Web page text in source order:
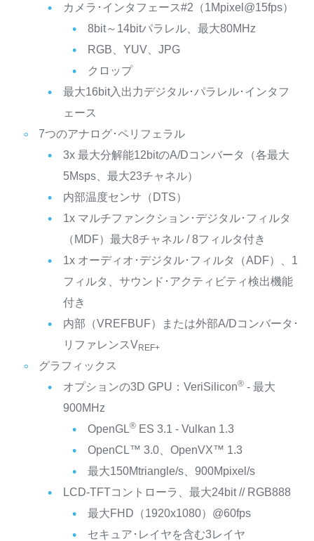
カメラ･インタフェース#2（1Mpixel@15fps）
8bit～14bitパラレル、最大80MHz
RGB、YUV、JPG
クロップ
最大16bit入出力デジタル･パラレル･インタフ
ェース
7つのアナログ･ペリフェラル
3x 最大分解能12bitのA/Dコンバータ（各最大
5Msps、最大23チャネル）
内部温度センサ（DTS）
1x マルチファンクション･デジタル･フィルタ
（MDF）最大8チャネル / 8フィルタ付き
1x オーディオ･デジタル･フィルタ（ADF）、1
フィルタ、サウンド･アクティビティ検出機能
付き
内部（VREFBUF）または外部A/Dコンバータ･
リファレンスVREF+
グラフィックス
オプションの3D GPU：VeriSilicon®- 最大
900MHz
OpenGL®ES 3.1 - Vulkan 1.3
OpenCL™ 3.0、OpenVX™ 1.3
最大150Mtriangle/s、900Mpixel/s
LCD-TFTコントローラ、最大24bit // RGB888
最大FHD（1920x1080）@60fps
セキュア･レイヤを含む3レイヤ